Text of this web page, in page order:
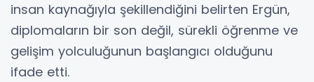
insan kaynağıyla şekillendiğini belirten Ergün,
diplomaların bir son değil, sürekli öğrenme ve
gelişim yolculuğunun başlangıcı olduğunu
ifade etti.